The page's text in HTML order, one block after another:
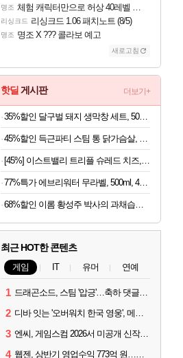
명조 체험 캐릭터만으로 허상 40레벨 하이와티아 5분 컷!｜에이메스·린네·모니에 명함
리싱크드 리싱크드 1.06 패치노트 (8/5)
명조 명조 X ??? 콜라보 예고
새로고침
핫딜 게시판 더보기+
35%할인 달구벌 돼지 생막창 세트, 500g, 2봉
77%특가 에브리워터 무라벨, 500ml, 40개
68%할인 이롬 황성주 박사의 과채습관 퍼플, 190ml, 16개
최근 HOT한 콘텐츠
게임 IT 유머 연예
1 드래곤소드, 스팀 '압긍'…축하 댓글 달고 게임 코드 받자!
2 디바 잇는 '오버워치 한국 영웅', 메카 파일럿 디몬 나온다
3 엔씨, 게임스컴 2026서 미공개 신작 최초 공개
4 웹젠, 상반기 영업수익 773억 원…순이익 89% 증가